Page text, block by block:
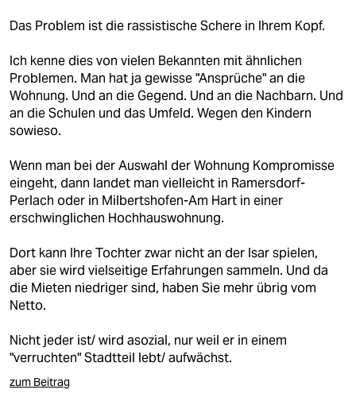
Das Problem ist die rassistische Schere in Ihrem Kopf.
Ich kenne dies von vielen Bekannten mit ähnlichen
Problemen. Man hat ja gewisse "Ansprüche" an die
Wohnung. Und an die Gegend. Und an die Nachbarn. Und
an die Schulen und das Umfeld. Wegen den Kindern
sowieso.
Wenn man bei der Auswahl der Wohnung Kompromisse
eingeht, dann landet man vielleicht in Ramersdorf-
Perlach oder in Milbertshofen-Am Hart in einer
erschwinglichen Hochhauswohnung.
Dort kann Ihre Tochter zwar nicht an der Isar spielen,
aber sie wird vielseitige Erfahrungen sammeln. Und da
die Mieten niedriger sind, haben Sie mehr übrig vom
Netto.
Nicht jeder ist/ wird asozial, nur weil er in einem
"verruchten" Stadtteil lebt/ aufwächst.
zum Beitrag